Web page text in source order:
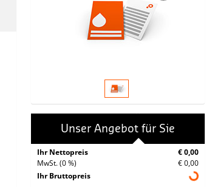
Unser Angebot für Sie
Ihr Nettopreis
€ 0,00
MwSt. (0 %)
€ 0,00
Ihr Bruttopreis